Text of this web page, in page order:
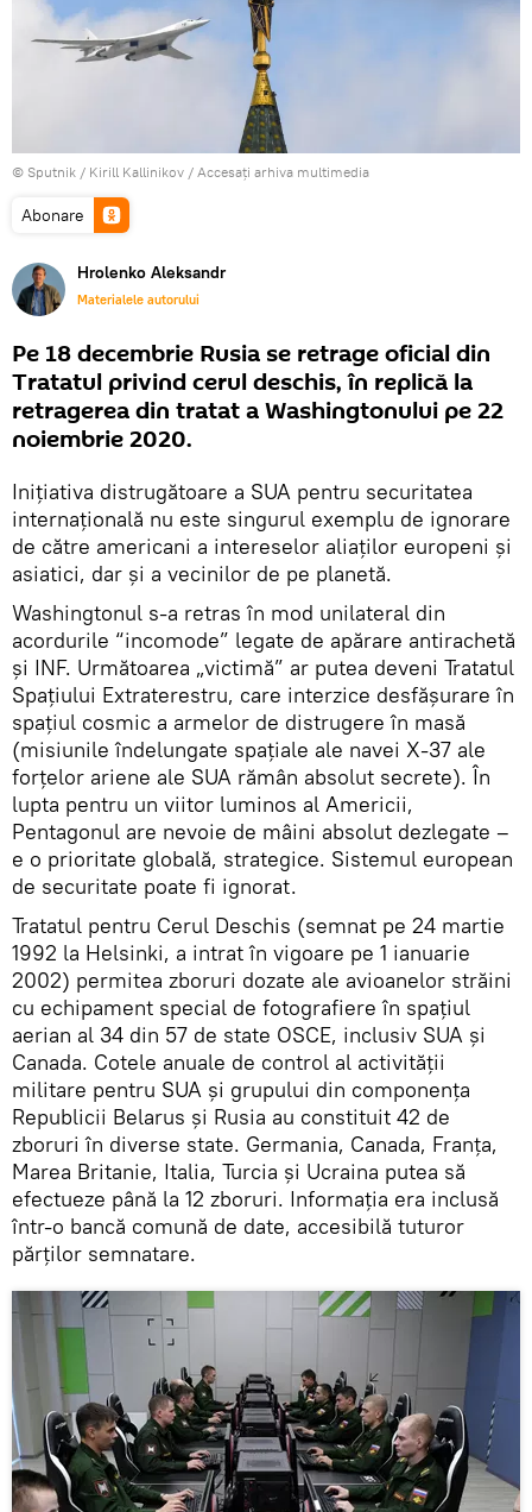
© Sputnik / Kirill Kallinikov / Accesați arhiva multimedia
Abonare
Hrolenko Aleksandr
Materialele autorului
Pe 18 decembrie Rusia se retrage oficial din
Tratatul privind cerul deschis, în replică la
retragerea din tratat a Washingtonului pe 22
noiembrie 2020.
Inițiativa distrugătoare a SUA pentru securitatea
internațională nu este singurul exemplu de ignorare
de către americani a intereselor aliaților europeni și
asiatici, dar și a vecinilor de pe planetă.
Washingtonul s-a retras în mod unilateral din
acordurile “incomode” legate de apărare antirachetă
și INF. Următoarea „victimă” ar putea deveni Tratatul
Spațiului Extraterestru, care interzice desfășurare în
spațiul cosmic a armelor de distrugere în masă
(misiunile îndelungate spațiale ale navei X-37 ale
forțelor ariene ale SUA rămân absolut secrete). În
lupta pentru un viitor luminos al Americii,
Pentagonul are nevoie de mâini absolut dezlegate –
e o prioritate globală, strategice. Sistemul european
de securitate poate fi ignorat.
Tratatul pentru Cerul Deschis (semnat pe 24 martie
1992 la Helsinki, a intrat în vigoare pe 1 ianuarie
2002) permitea zboruri dozate ale avioanelor străini
cu echipament special de fotografiere în spațiul
aerian al 34 din 57 de state OSCE, inclusiv SUA și
Canada. Cotele anuale de control al activității
militare pentru SUA și grupului din componența
Republicii Belarus și Rusia au constituit 42 de
zboruri în diverse state. Germania, Canada, Franța,
Marea Britanie, Italia, Turcia și Ucraina putea să
efectueze până la 12 zboruri. Informația era inclusă
într-o bancă comună de date, accesibilă tuturor
părților semnatare.